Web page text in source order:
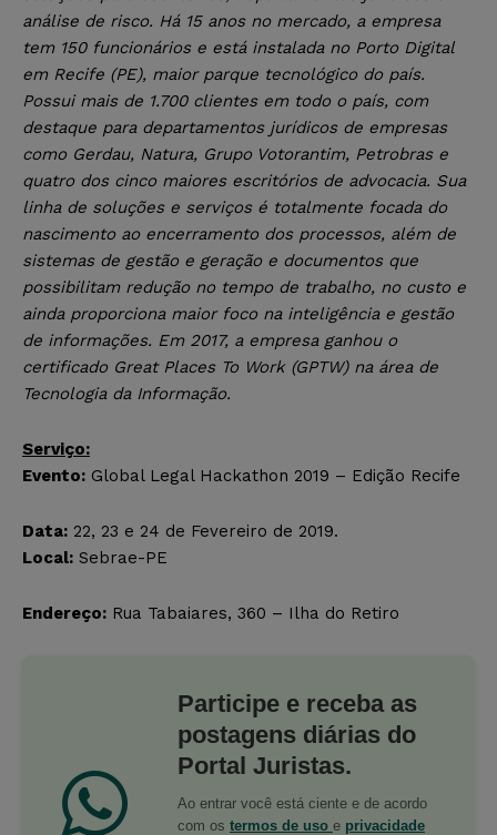
análise de risco. Há 15 anos no mercado, a empresa
tem 150 funcionários e está instalada no Porto Digital
em Recife (PE), maior parque tecnológico do país.
Possui mais de 1.700 clientes em todo o país, com
destaque para departamentos jurídicos de empresas
como Gerdau, Natura, Grupo Votorantim, Petrobras e
quatro dos cinco maiores escritórios de advocacia. Sua
linha de soluções e serviços é totalmente focada do
nascimento ao encerramento dos processos, além de
sistemas de gestão e geração e documentos que
possibilitam redução no tempo de trabalho, no custo e
ainda proporciona maior foco na inteligência e gestão
de informações. Em 2017, a empresa ganhou o
certificado Great Places To Work (GPTW) na área de
Tecnologia da Informação.
Serviço:
Evento: Global Legal Hackathon 2019 – Edição Recife
Data: 22, 23 e 24 de Fevereiro de 2019.
Local: Sebrae-PE
Endereço: Rua Tabaiares, 360 – Ilha do Retiro
Participe e receba as
postagens diárias do
Portal Juristas.
Ao entrar você está ciente e de acordo
com os termos de uso e privacidade